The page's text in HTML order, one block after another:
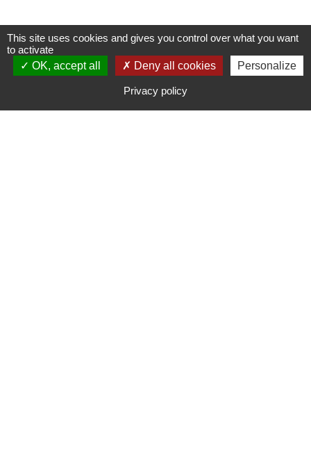
S'INSCRIRE À UNE FORMATION
This site uses cookies and gives you control over what you want
to activate
OK, accept all
Deny all cookies Personalize
Privacy policy